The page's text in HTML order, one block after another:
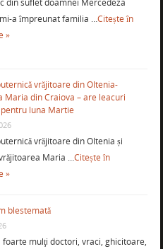
din suflet doamnei Mercedeza
a împreunat familia …Citește în
»
vrăjitoare din Oltenia-
Maria din Craiova – are leacuri
luna Martie
vrăjitoare din Oltenia și
Maria …Citește în
»
blestemată
foarte mulţi doctori, vraci, ghicitoare,